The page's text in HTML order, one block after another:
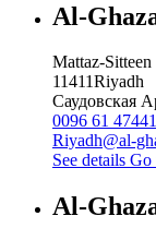
Al-
Mattaz-Sitteen
11411Riyadh
Саудовская
0096 61
Riyadh@al-
See details Go
Al-